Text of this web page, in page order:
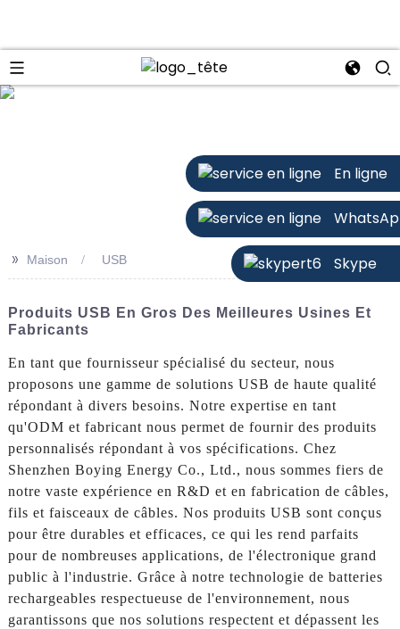
En ligne
Skype
>> Maison USB
Produits USB En Gros Des Meilleures Usines Et
Fabricants
En tant que fournisseur spécialisé du secteur, nous
proposons une gamme de solutions USB de haute qualité
répondant à divers besoins. Notre expertise en tant
qu'ODM et fabricant nous permet de fournir des produits
personnalisés répondant à vos spécifications. Chez
Shenzhen Boying Energy Co., Ltd., nous sommes fiers de
notre vaste expérience en R&D et en fabrication de câbles,
fils et faisceaux de câbles. Nos produits USB sont conçus
pour être durables et efficaces, ce qui les rend parfaits
pour de nombreuses applications, de l'électronique grand
public à l'industrie. Grâce à notre technologie de batteries
rechargeables respectueuse de l'environnement, nous
garantissons que nos solutions respectent et dépassent les